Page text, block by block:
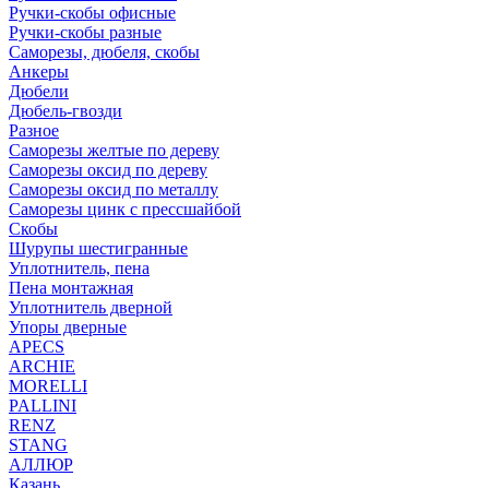
Ручки-скобы офисные
Ручки-скобы разные
Саморезы, дюбеля, скобы
Анкеры
Дюбели
Дюбель-гвозди
Разное
Саморезы желтые по дереву
Саморезы оксид по дереву
Саморезы оксид по металлу
Саморезы цинк с прессшайбой
Скобы
Шурупы шестигранные
Уплотнитель, пена
Пена монтажная
Уплотнитель дверной
Упоры дверные
APECS
ARCHIE
MORELLI
PALLINI
RENZ
STANG
АЛЛЮР
Казань